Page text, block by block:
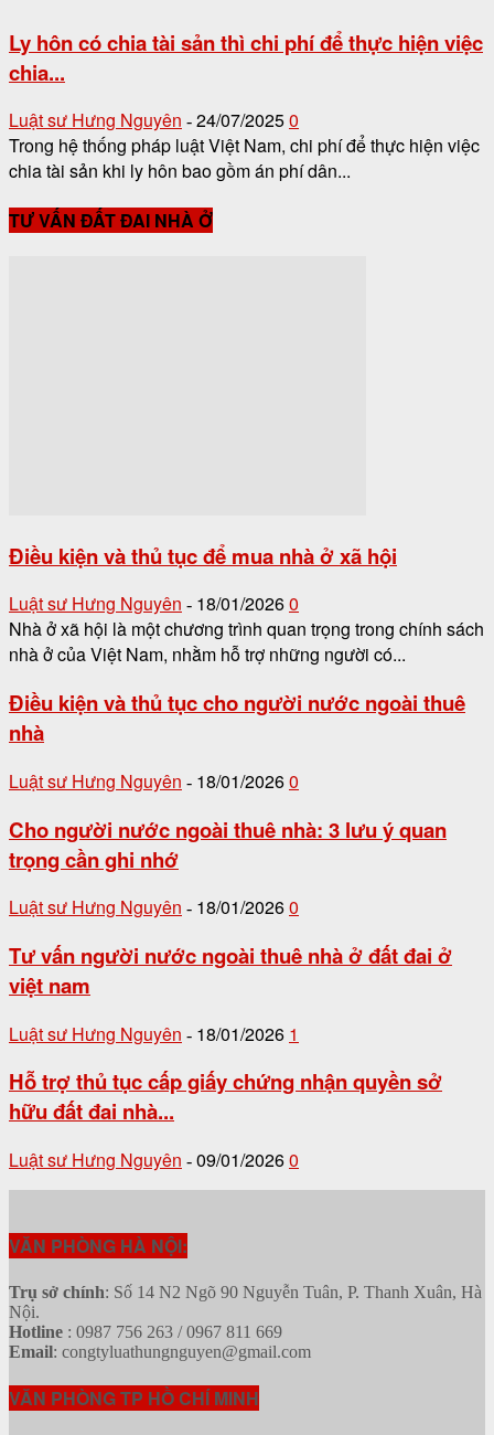
Ly hôn có chia tài sản thì chi phí để thực hiện việc
chia...
Luật sư Hưng Nguyên - 24/07/20250
Trong hệ thống pháp luật Việt Nam, chi phí để thực hiện việc
chia tài sản khi ly hôn bao gồm án phí dân...
TƯ VẤN ĐẤT ĐAI NHÀ Ở
Điều kiện và thủ tục để mua nhà ở xã hội
Luật sư Hưng Nguyên - 18/01/20260
Nhà ở xã hội là một chương trình quan trọng trong chính sách
nhà ở của Việt Nam, nhằm hỗ trợ những người có...
Điều kiện và thủ tục cho người nước ngoài thuê
nhà
Luật sư Hưng Nguyên - 18/01/20260
Cho người nước ngoài thuê nhà: 3 lưu ý quan
trọng cần ghi nhớ
Luật sư Hưng Nguyên - 18/01/20260
Tư vấn người nước ngoài thuê nhà ở đất đai ở
việt nam
Luật sư Hưng Nguyên - 18/01/2026 1
Hỗ trợ thủ tục cấp giấy chứng nhận quyền sở
hữu đất đai nhà...
Luật sư Hưng Nguyên - 09/01/20260
VĂN PHÒNG HÀ NỘI:
Trụ sở chính: Số 14 N2 Ngõ 90 Nguyễn Tuân, P. Thanh Xuân, Hà
Nội.
Hotline : 0987 756 263 / 0967 811 669
Email: congtyluathungnguyen@gmail.com
VĂN PHÒNG TP HỒ CHÍ MINH